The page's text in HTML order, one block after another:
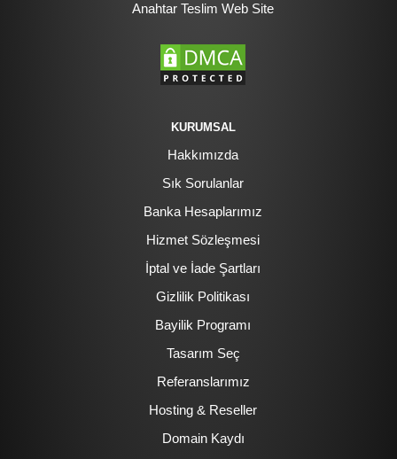
Anahtar Teslim Web Site
KURUMSAL
Hakkımızda
Sık Sorulanlar
Banka Hesaplarımız
Hizmet Sözleşmesi
İptal ve İade Şartları
Gizlilik Politikası
Bayilik Programı
Tasarım Seç
Referanslarımız
Hosting & Reseller
Domain Kaydı